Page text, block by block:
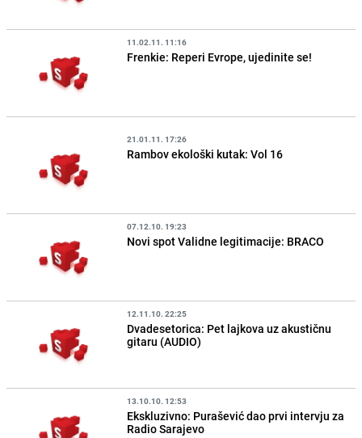
11.02.11. 11:16
Frenkie: Reperi Evrope, ujedinite se!
21.01.11. 17:26
Rambov ekološki kutak: Vol 16
07.12.10. 19:23
Novi spot Validne legitimacije: BRACO
12.11.10. 22:25
Dvadesetorica: Pet lajkova uz akustičnu
gitaru (AUDIO)
13.10.10. 12:53
Ekskluzivno: Purašević dao prvi intervju za
Radio Sarajevo